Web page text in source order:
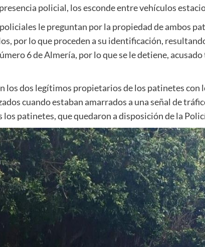
policial, los esconde entre vehículos
le preguntan por la propiedad de ambos
por lo que proceden a su identificación,
6 de Almería, por lo que se le detiene,
los dos legítimos propietarios de los patinetes con
cuando estaban amarrados a una señal de
patinetes, que quedaron a disposición de la